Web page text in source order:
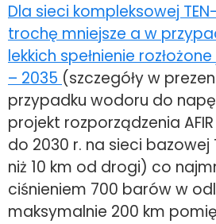
Dla sieci kompleksowej
trochę mniejsze a w
lekkich spełnienie
– 2035 (szczegóły w
przypadku wodoru do
projekt rozporządzenia
do 2030 r. na sieci bazowej
niż 10 km od drogi) co
ciśnieniem 700 barów w
maksymalnie 200 km